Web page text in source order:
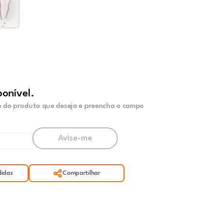
do produto que deseja e preencha o campo
Compartilhar